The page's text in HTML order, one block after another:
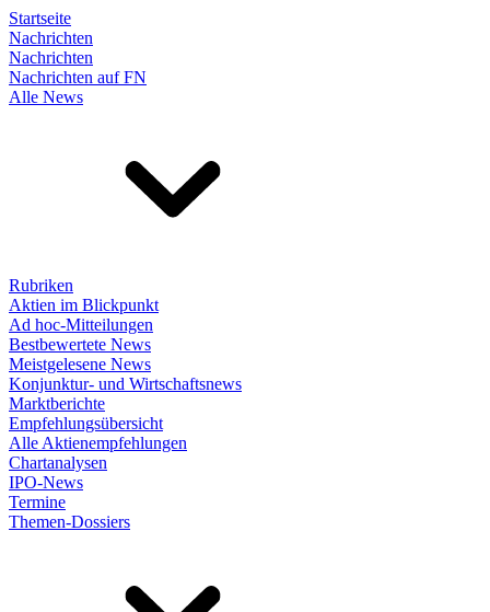
Startseite
Nachrichten
Nachrichten
Nachrichten auf FN
Alle News
Rubriken
Aktien im Blickpunkt
Ad hoc-Mitteilungen
Bestbewertete News
Meistgelesene News
Konjunktur- und Wirtschaftsnews
Marktberichte
Empfehlungsübersicht
Alle Aktienempfehlungen
Chartanalysen
IPO-News
Termine
Themen-Dossiers